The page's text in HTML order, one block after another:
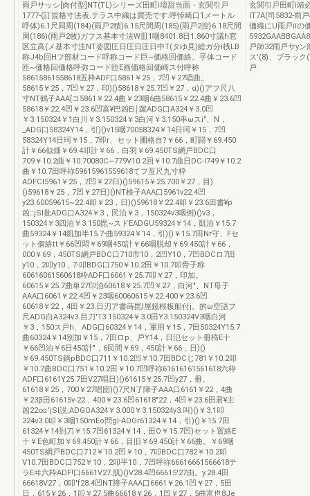
雨戸サッシ[肉付型]NT(TL)シリーズ田町i壇甜当面・玄関引戸
1777-(訂規格寸法表.テラス中織は買売です.呼悼崎口1メートル
呼体)6.1尺同周(184)(雨戸2積)6.15尺間周(185)(雨戸2控}6.18尺間
周(186)(雨戸2牧)ガフス基本寸法W皿1咽8401.8日1.860寸議h窓
区立高(メ基本寸注NT姿図圧日圧日圧日中T(タゆ見)総ガ分i桟LB
称J4b回Hフ部材コード呼称コード巨~価格回価絡。乎体コード
匝~価格回価格呼弥コード匝E画価格回価崎ス付呼称
58615861558618五枠ADF口5861￥25，7凹￥27唱曲。
58615￥25，7凹￥27，印)()58618￥25.7凹￥27，α)()アフ尺八
寸NT鶴子AAA[コ5861￥22.4曲￥23咽6曲58615￥22.4曲￥23.6凹
58618￥22.4凹￥23.6凹富¥巴凶Ei￨蹴ADG口A324￥3.0凹
￥3.150324￥1白川￥3.150324￥3白河￥3.150串ωスi"、N，
_ADG口58324Y14，引)()v15咽70058324￥14日珂￥15，7凹
58324Y14日珂￥15，7即r、セット圃格自?￥66，町闘￥69.450
計￥66似畑￥69.4叩計￥66，白羽￥69.450TS網戸BDC口
709￥10.2曲￥10.70080C~779V10.2回￥10.7曲日DC-l749￥10.2
曲￥10.7田呼祢59615961559618てフ亙尺九寸枠
ADFCl5961￥25，7凹￥27臼)()59615￥25.700￥27，目)
()59618￥25，7凹￥27日)()NT検子AAA口5961v22.4凹
y23.60059615~22.4叩￥23，日)()59618￥22.4叩￥23.6田書¥p
凶::jSI批ADG口A324￥3，民泊￥3，150324v3咽倒)()v3，
150324￥3四泊￥3.150毘~スドEADGU59324￥14，凱泊￥15.7
曲59324￥14凱加半15.7-曲59324￥14，引)()￥15.7田Nr守、Fセ
ット個絡tt￥66凹悶￥69咽450計￥66咽脱却￥69.450計￥66，
000￥69，450TS網戸BDC口710市10，2凹Y10，7凹BDCロ7田
y10，2叩y10，7-叩BDG口750￥10.2田￥10.7叩骨子称
60616061560618枠ADF口6061￥25.7叩￥27，印加。
60615￥25.7曲単27印泊60618￥25.7凹￥27，白河"、NT母子
AAA口6061￥22.4凹￥23咽60060615￥22.400￥23.6凹
60618￥22，4田￥23.日刃ア書蒔毘I屋鏡根板船付j。的ω空語フ
尺ADG白A324v3.目刀'13.150324￥3.0田Y3.150324V3咽白河
￥3，150ス戸h、ADG口60324￥14，軍用￥15，7田50324Y15.7
曲60324￥14別加￥15，7田ロp、戸Y14，日氾セット冊楕E十
￥66凹泊￥6日450計"，6民間￥69，450計￥66，日)()
￥69.450TS鏑pBDC口711￥10.2凹￥10.7田BDCじ781￥10.2叩
￥10.7曲BDC口751￥10.2田￥10.7凹呼祢61616161561618六枠
ADF口6161Y25.7田V27唱日)()61615￥25.7凹y27，冊。
61618￥25，700￥27唱団)()7尺N了障子AAA口6161￥22，4曲
￥23β田61615v-22，400￥23.6凹61618"22，4凹￥23.6田君¥主
凶22∞:'jSI説;ADGOA324￥3.000￥3.150324y3.叫)()￥3.1叩
324v3.0叩￥3咽150mEo問gl-AOGr61324￥14，引)()￥15.7田
61324￥14到刀￥15.7凹61324￥14，田O￥15.7凹)セット置絡E
十￥E色町加￥69.450計￥66，目旧￥69.450計￥66曲。￥69咽
450TS網戸BDC口712￥10.2凹￥10，7叩BDC口782￥10.2叩
V10.7田BDC口752￥10，2叩平10，7凹呼祢66616661566618テ
ラEヰ六枠ADF!口6661V27.肌)()V28.4凹66615'27由。y.28.4田
66618V27，0叩'f28.4凹NT障子AAA口6661￥26.1凹￥27，5田
日，615￥26，1叩￥27.5曲66618￥26，1凹￥27，5曲富也8Je
玄関引戸田町i靖
IT7A(司5832-雨
価織にU雨戸iîの
戸師32雨戸サy
ス'(8)、ブラック
戸